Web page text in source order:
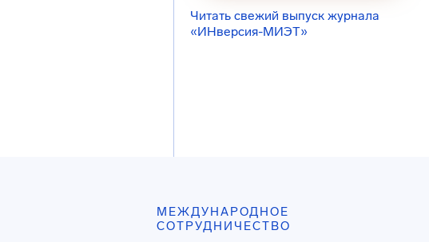
Читать свежий выпуск журнала
«ИНверсия-МИЭТ»
МЕЖДУНАРОДНОЕ
СОТРУДНИЧЕСТВО